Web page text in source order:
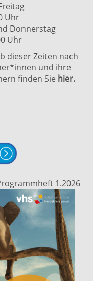
Uhr
Donnerstag
Uhr
dieser Zeiten nach
und ihre
finden Sie hier.
1.2026